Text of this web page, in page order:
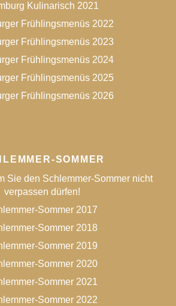
Kulinarisch 2021
Frühlingsmenüs 2022
Frühlingsmenüs 2023
Frühlingsmenüs 2024
Frühlingsmenüs 2025
Frühlingsmenüs 2026
SOMMER
Sie den Schlemmer-Sommer nicht
verpassen dürfen!
Sommer 2017
Sommer 2018
Sommer 2019
Sommer 2020
Sommer 2021
Sommer 2022